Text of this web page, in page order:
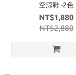
空涼鞋 -2色
NT$1,880
NT$2,880